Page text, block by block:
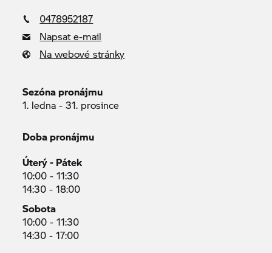
0478952187
Napsat e-mail
Na webové stránky
Sezóna pronájmu
1. ledna - 31. prosince
Doba pronájmu
Úterý - Pátek
10:00 - 11:30
14:30 - 18:00
Sobota
10:00 - 11:30
14:30 - 17:00